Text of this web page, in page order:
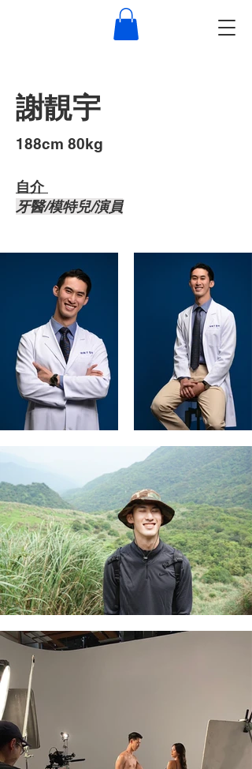
謝靚宇
​188cm 80kg
自介 ​
牙醫/模特兒/演員